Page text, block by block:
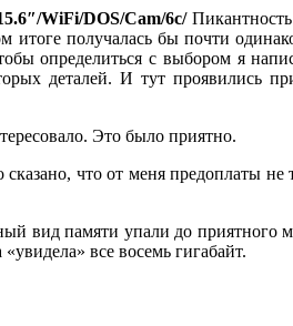
WiFi/DOS/Cam/6c/Пикантность
итоге получалась бы почти
определиться с выбором я
деталей. И тут проявились
Это было приятно.
что от меня предоплаты не
вид памяти упали до приятного
все восемь гигабайт.